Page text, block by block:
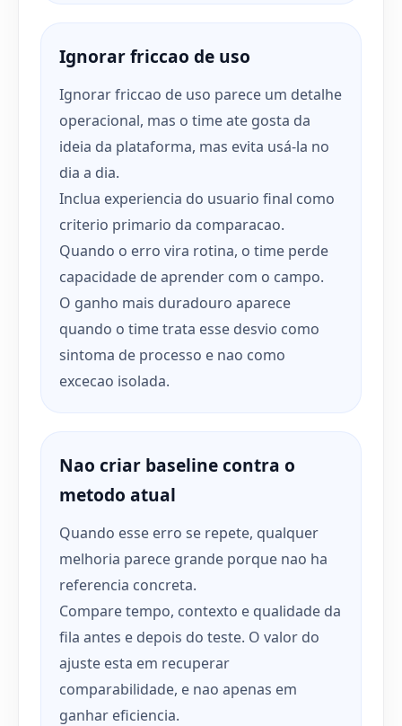
Ignorar friccao de uso
Ignorar friccao de uso parece um detalhe
operacional, mas o time ate gosta da
ideia da plataforma, mas evita usá-la no
dia a dia.
Inclua experiencia do usuario final como
criterio primario da comparacao.
Quando o erro vira rotina, o time perde
capacidade de aprender com o campo.
O ganho mais duradouro aparece
quando o time trata esse desvio como
sintoma de processo e nao como
excecao isolada.
Nao criar baseline contra o
metodo atual
Quando esse erro se repete, qualquer
melhoria parece grande porque nao ha
referencia concreta.
Compare tempo, contexto e qualidade da
fila antes e depois do teste. O valor do
ajuste esta em recuperar
comparabilidade, e nao apenas em
ganhar eficiencia.